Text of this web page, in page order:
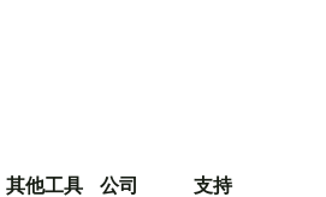
其他工具 公司 支持